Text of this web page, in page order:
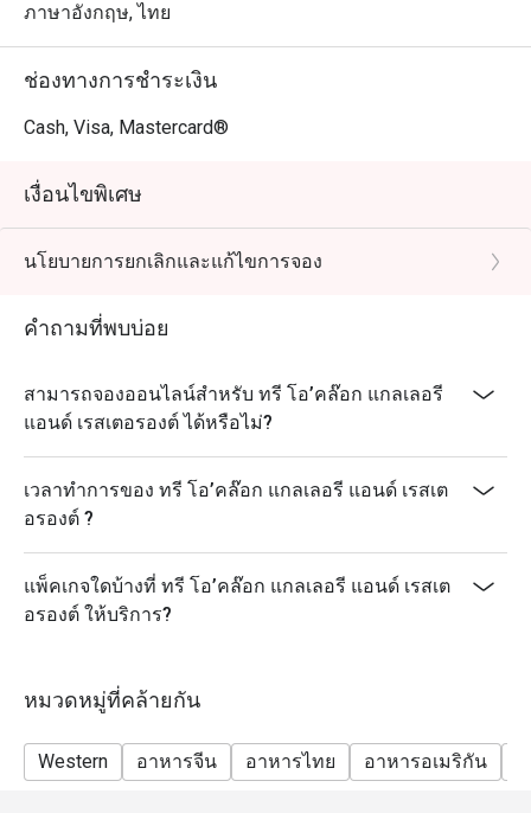
ภาษาอังกฤษ, ไทย
ช่องทางการชำระเงิน
Cash, Visa, Mastercard®
เงื่อนไขพิเศษ
นโยบายการยกเลิกและแก้ไขการจอง
คำถามที่พบบ่อย
สามารถจองออนไลน์สำหรับ ทรี โอ’คล๊อก แกลเลอรี
แอนด์ เรสเตอรองต์ ได้หรือไม่?
เวลาทำการของ ทรี โอ’คล๊อก แกลเลอรี แอนด์ เรสเต
อรองต์ ?
แพ็คเกจใดบ้างที่ ทรี โอ’คล๊อก แกลเลอรี แอนด์ เรสเต
อรองต์ ให้บริการ?
หมวดหมู่ที่คล้ายกัน
Western อาหารจีน อาหารไทย อาหารอเมริกัน